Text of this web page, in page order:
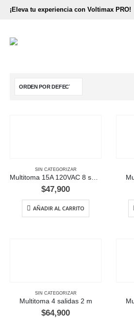
¡Eleva tu experiencia con Voltimax PRO!
SIN CATEGORIZAR
$47,900
AÑADIR AL CARRITO
SIN CATEGORIZAR
Multitoma 4 salidas 2 m
$64,900